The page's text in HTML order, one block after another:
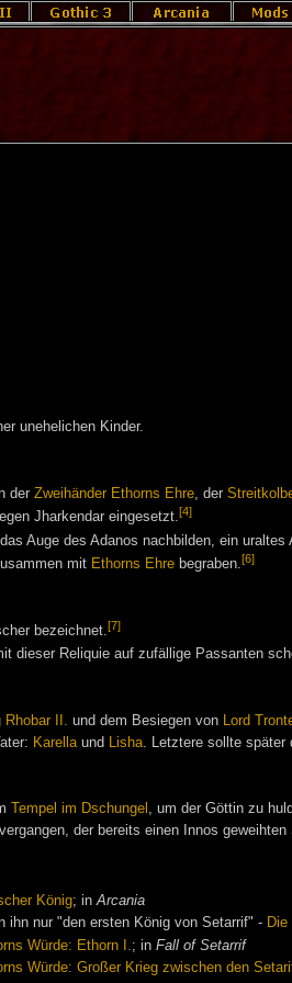
unehelichen Kinder.
der Zweihänder Ethorns Ehre , der
Jharkendar eingesetzt.[4]
Auge des Adanos nachbilden, ein uraltes
mit Ethorns Ehre begraben.[6]
bezeichnet. [7]
dieser Reliquie auf zufällige Passanten
Rhobar II. und dem Besiegen von Lord
Karellaund Lisha. Letztere sollte später
Tempel im Dschungel , um der Göttin zu
der bereits einen Innos geweihten
König; inArcania
ihn nur "den ersten König von Setarrif" -
Würde: Ethorn I. ; inFall of Setarrif
Würde: Großer Krieg zwischen den